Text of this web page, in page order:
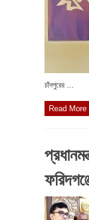
চাঁদপুরের ...
Read More